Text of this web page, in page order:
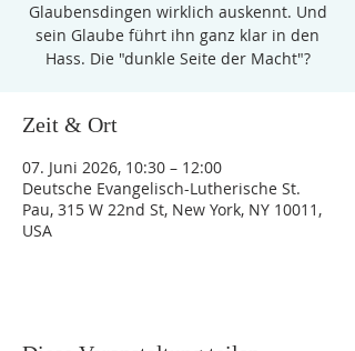
Glaubensdingen wirklich auskennt. Und
sein Glaube führt ihn ganz klar in den
Hass. Die "dunkle Seite der Macht"?
Zeit & Ort
07. Juni 2026, 10:30 – 12:00
Deutsche Evangelisch-Lutherische St.
Pau, 315 W 22nd St, New York, NY 10011,
USA